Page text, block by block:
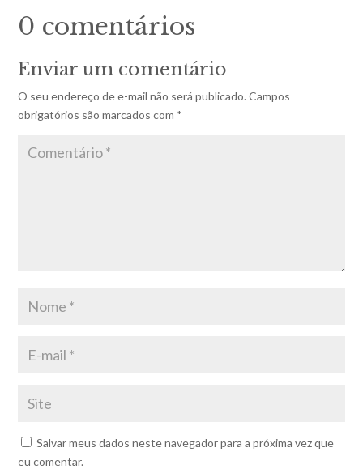
0 comentários
Enviar um comentário
O seu endereço de e-mail não será publicado. Campos
obrigatórios são marcados com *
Salvar meus dados neste navegador para a próxima vez que
eu comentar.